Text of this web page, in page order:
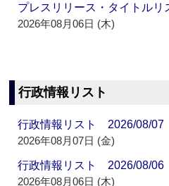
プレスリリース・タイトル
2026年08月06日 (木)
行政情報リスト
行政情報リスト 2026/08/07
2026年08月07日 (金)
行政情報リスト 2026/08/06
2026年08月06日 (木)